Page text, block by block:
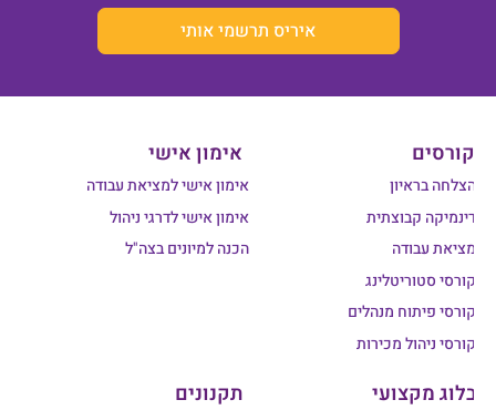
איריס תרשמי אותי
קורסים
הצלחה בראיון
דינמיקה קבוצתית
מציאת עבודה
קורסי סטוריטלינג
קורסי פיתוח מנהלים
קורסי ניהול מכירות
אימון אישי
אימון אישי למציאת עבודה
אימון אישי לדרגי ניהול
הכנה למיונים בצה"ל
בלוג מקצועי תקנונים